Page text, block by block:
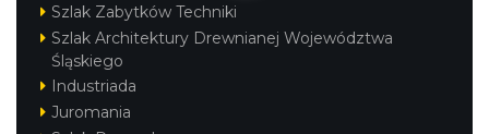
DISCO-OGRO FESTIWAL przy Zamku
Ogrodzieniec
Podzamcze
26.26 km
Szlak Zabytków Techniki
Szlak Architektury Drewnianej Województwa
Śląskiego
Industriada
Juromania